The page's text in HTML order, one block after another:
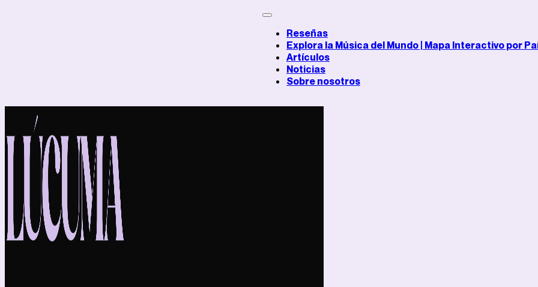
Reseñas
Explora la Música del Mundo | Mapa Interactivo por
Artículos
Noticias
Sobre nosotros